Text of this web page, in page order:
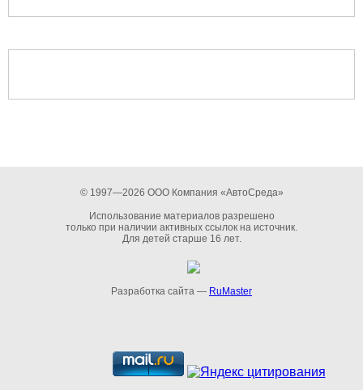
© 1997—2026 ООО Компания «АвтоСреда»
Использование материалов разрешено
только при наличии активных ссылок на источник.
Для детей старше 16 лет.
Разработка сайта — RuMaster